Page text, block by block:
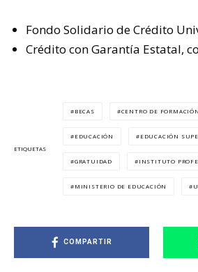
Fondo Solidario de Crédito
Crédito con Garantía Estatal,
ETIQUETAS
BECAS CENTRO DE
EDUCACIÓN EDUCACIÓN
GRATUIDAD INSTITUTO
MINISTERIO DE EDUCACIÓN
COMPARTIR